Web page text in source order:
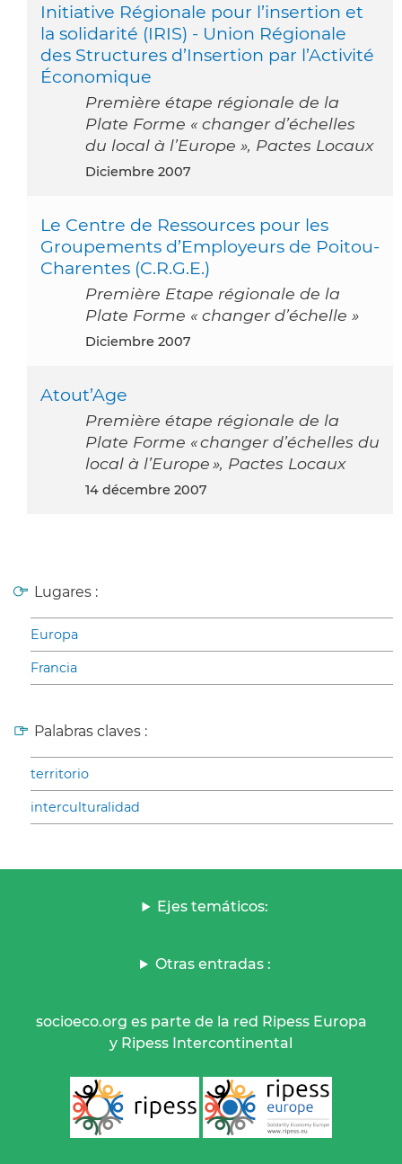
Initiative Régionale pour l’insertion et
la solidarité (IRIS) - Union Régionale
des Structures d’Insertion par l’Activité
Économique
Première étape régionale de la
Plate Forme « changer d’échelles
du local à l’Europe », Pactes Locaux
diciembre 2007
Le Centre de Ressources pour les
Groupements d’Employeurs de Poitou-
Charentes (C.R.G.E.)
Première Etape régionale de la
Plate Forme « changer d’échelle »
diciembre 2007
Atout’Age
Première étape régionale de la
Plate Forme « changer d’échelles du
local à l’Europe », Pactes Locaux
14 décembre 2007
Lugares :
Europa
Francia
Palabras claves :
territorio
interculturalidad
Ejes temáticos:
Otras entradas :
socioeco.org es parte de la red Ripess Europa
y Ripess Intercontinental